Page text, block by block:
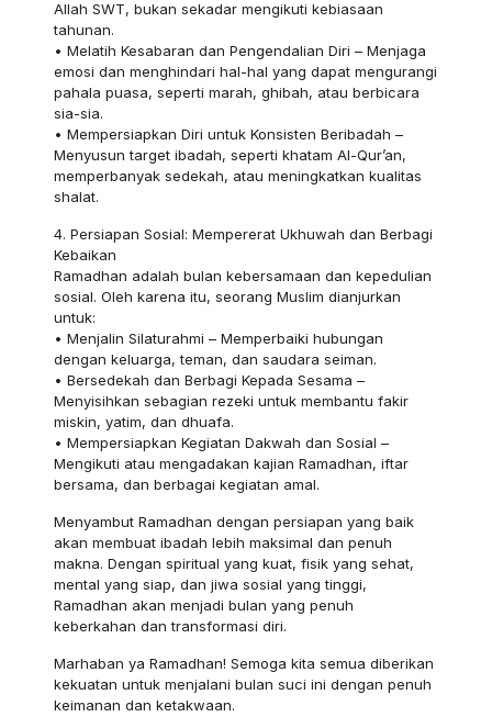
Allah SWT, bukan sekadar mengikuti kebiasaan
tahunan.
• Melatih Kesabaran dan Pengendalian Diri – Menjaga
emosi dan menghindari hal-hal yang dapat mengurangi
pahala puasa, seperti marah, ghibah, atau berbicara
sia-sia.
• Mempersiapkan Diri untuk Konsisten Beribadah –
Menyusun target ibadah, seperti khatam Al-Qur’an,
memperbanyak sedekah, atau meningkatkan kualitas
shalat.
4. Persiapan Sosial: Mempererat Ukhuwah dan Berbagi
Kebaikan
Ramadhan adalah bulan kebersamaan dan kepedulian
sosial. Oleh karena itu, seorang Muslim dianjurkan
untuk:
• Menjalin Silaturahmi – Memperbaiki hubungan
dengan keluarga, teman, dan saudara seiman.
• Bersedekah dan Berbagi Kepada Sesama –
Menyisihkan sebagian rezeki untuk membantu fakir
miskin, yatim, dan dhuafa.
• Mempersiapkan Kegiatan Dakwah dan Sosial –
Mengikuti atau mengadakan kajian Ramadhan, iftar
bersama, dan berbagai kegiatan amal.
Menyambut Ramadhan dengan persiapan yang baik
akan membuat ibadah lebih maksimal dan penuh
makna. Dengan spiritual yang kuat, fisik yang sehat,
mental yang siap, dan jiwa sosial yang tinggi,
Ramadhan akan menjadi bulan yang penuh
keberkahan dan transformasi diri.
Marhaban ya Ramadhan! Semoga kita semua diberikan
kekuatan untuk menjalani bulan suci ini dengan penuh
keimanan dan ketakwaan.